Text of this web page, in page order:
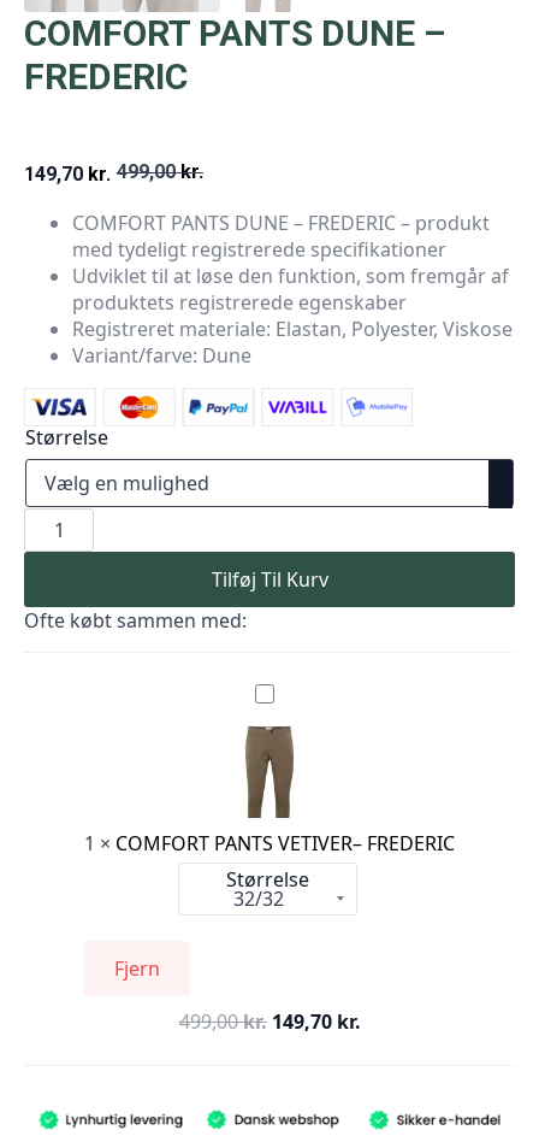
COMFORT PANTS DUNE –
FREDERIC
499,00kr.
Den
oprindelige
pris
var:
499,00 kr..
149,70 kr.
Den
aktuelle
pris
er:
149,70 kr..
COMFORT PANTS DUNE – FREDERIC – produkt
med tydeligt registrerede specifikationer
Udviklet til at løse den funktion, som fremgår af
produktets registrerede egenskaber
Registreret materiale: Elastan, Polyester, Viskose
Variant/farve: Dune
Størrelse
COMFORT
PANTS
DUNE
antal
Tilføj Til Kurv
Ofte købt sammen med:
COMFORT
PANTS
VETIVER–
FREDERIC
1 × COMFORT PANTS VETIVER– FREDERIC
Størrelse
Fjern
499,00kr. Den
pris
499,00 kr..
149,70 kr.Den
pris
149,70 kr..